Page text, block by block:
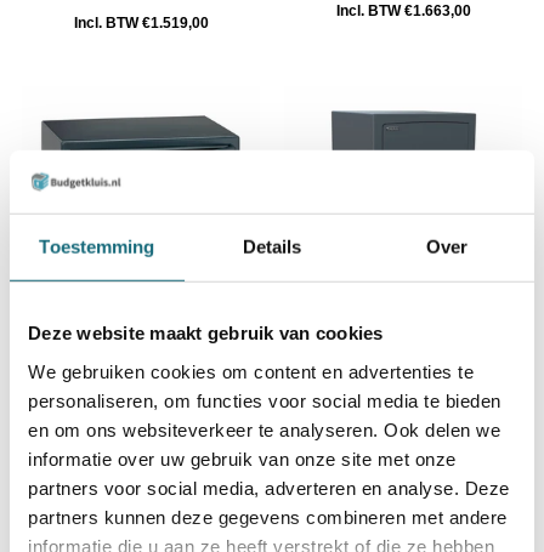
Toestemming Details Over
Deze website maakt gebruik van cookies
We gebruiken cookies om content en advertenties te
personaliseren, om functies voor social media te bieden
en om ons websiteverkeer te analyseren. Ook delen we
informatie over uw gebruik van onze site met onze
partners voor social media, adverteren en analyse. Deze
partners kunnen deze gegevens combineren met andere
informatie die u aan ze heeft verstrekt of die ze hebben
Incl. BTW €1.519,00
Incl. BTW €1.663,00
Chubbsafes Senator G1-30-
KL-30
Incl. BTW €1.689,00
Incl. BTW €1.694,00